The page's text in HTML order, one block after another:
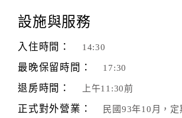
設施與服務
入住時間： 14:30
最晚保留時間： 17:30
退房時間： 上午11:30前
正式對外營業： 民國93年10月，定